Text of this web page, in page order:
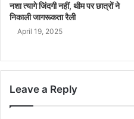
नशा त्यागे जिंदगी नहीं, थीम पर छात्रों ने
निकाली जागरूकता रैली
April 19, 2025
Leave a Reply